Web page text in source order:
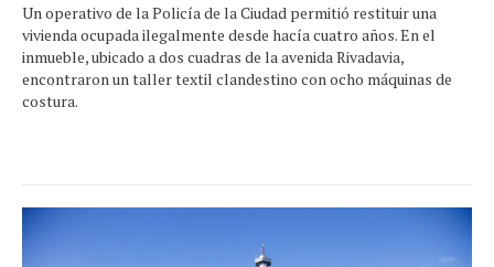
Un operativo de la Policía de la Ciudad permitió restituir una
vivienda ocupada ilegalmente desde hacía cuatro años. En el
inmueble, ubicado a dos cuadras de la avenida Rivadavia,
encontraron un taller textil clandestino con ocho máquinas de
costura.